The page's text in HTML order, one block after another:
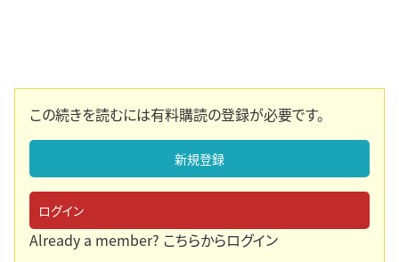
この続きを読むには有料購読の登録が必要です。
新規登録
ログイン
Already a member? こちらからログイン